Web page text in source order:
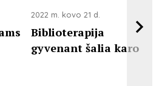
2022 m. kovo 21 d.
Biblioterapija
gyvenant šalia karo